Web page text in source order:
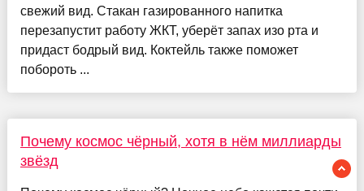
свежий вид. Стакан газированного напитка
перезапустит работу ЖКТ, уберёт запах изо рта и
придаст бодрый вид. Коктейль также поможет
побороть ...
Почему космос чёрный, хотя в нём миллиарды
звёзд